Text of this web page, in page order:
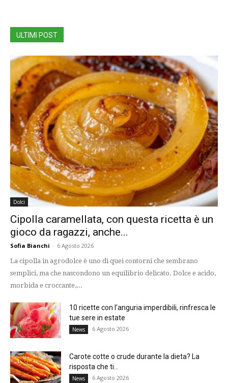
ULTIMI POST
Dolci
Cipolla caramellata, con questa ricetta è un
gioco da ragazzi, anche...
Sofia Bianchi - 6 Agosto 2026
La cipolla in agrodolce è uno di quei contorni che sembrano
semplici, ma che nascondono un equilibrio delicato. Dolce e acido,
morbida e croccante,...
10 ricette con l’anguria imperdibili, rinfresca le
tue sere in estate
News 6 Agosto 2026
Carote cotte o crude durante la dieta? La
risposta che ti...
News 6 Agosto 2026